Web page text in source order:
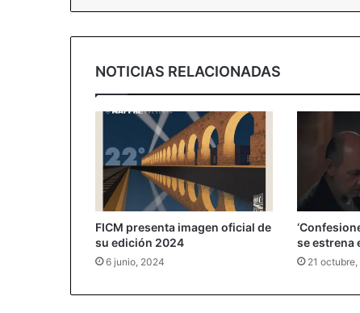
NOTICIAS RELACIONADAS
FICM presenta imagen oficial de
su edición 2024
6 junio, 2024
se estrena
21